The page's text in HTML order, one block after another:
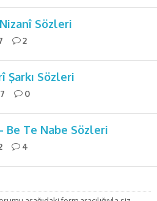
Sözleri
2
Şarkı Sözleri
0
Be Te Nabe Sözleri
4